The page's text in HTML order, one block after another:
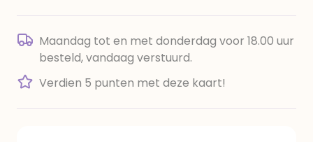
Maandag tot en met donderdag voor 18.00 uur
besteld, vandaag verstuurd.
Verdien 5 punten met deze kaart!